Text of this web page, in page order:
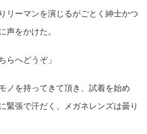
リーマンを演じるがごとく紳士かつ
声をかけた。
へどうぞ」
ノを持ってきて頂き、試着を始め
緊張で汗だく、メガネレンズは曇り